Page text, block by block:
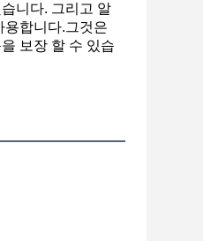
니다. 그리고 알
용합니다.그것은
보장 할 수 있습